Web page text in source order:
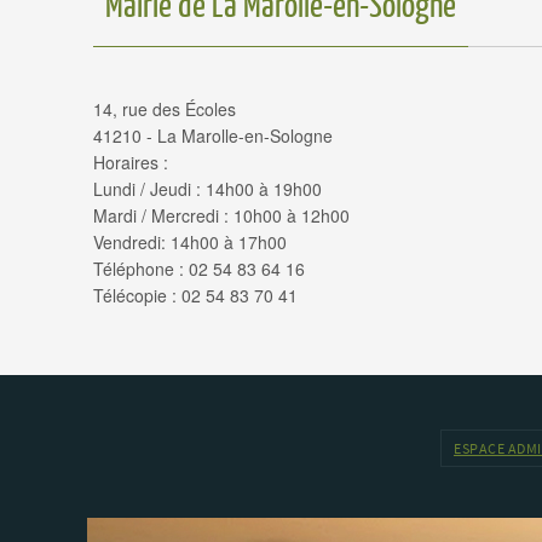
14, rue des Écoles
41210 - La Marolle-en-Sologne
Horaires :
Lundi / Jeudi : 14h00 à 19h00
Mardi / Mercredi : 10h00 à 12h00
Vendredi: 14h00 à 17h00
Téléphone : 02 54 83 64 16
Télécopie : 02 54 83 70 41
ESPACE